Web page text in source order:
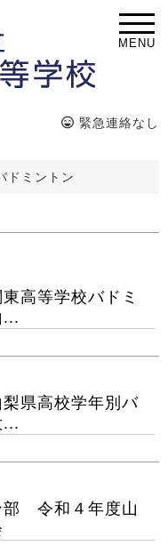
MENU
緊急連絡なし
ドミントン
高等学校バドミ
...
県高校学年別バ
...
部 令和４年度山